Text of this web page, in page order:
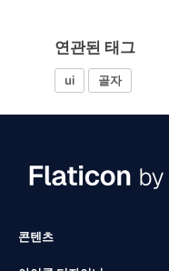
연관된 태그
ui 골자
콘텐츠